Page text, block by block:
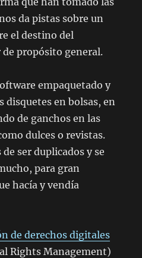
da pistas sobre un
el destino del
propósito general.
empaquetado y
disquetes en bolsas, en
de ganchos en las
dulces o revistas.
ser duplicados y se
para gran
hacía y vendía
de derechos digitales
Rights Management)